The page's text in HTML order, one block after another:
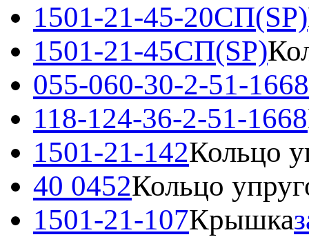
1501-21-45-20СП(SP)
1501-21-45СП(SP)
055-060-30-2-51-1668
118-124-36-2-51-1668
1501-21-142Кольцо
40 0452Кольцо
1501-21-107Крышка